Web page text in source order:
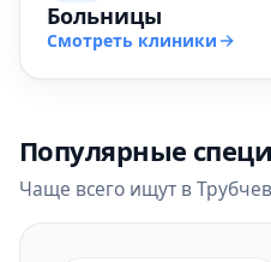
Больницы
Смотреть клиники
Популярные
Чаще всего ищут в